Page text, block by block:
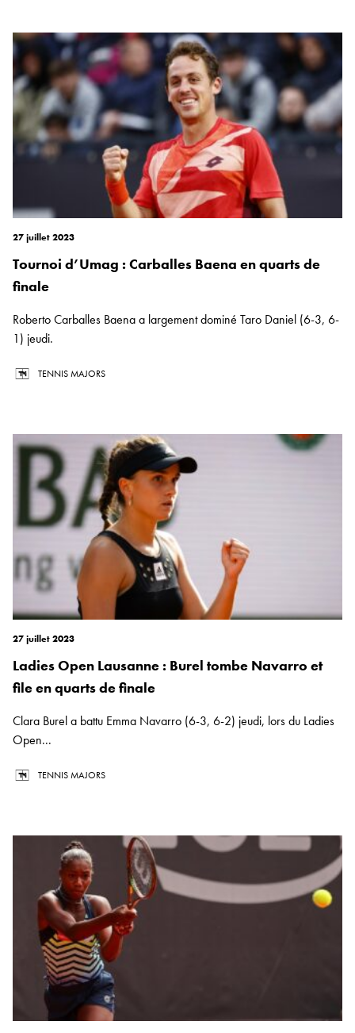
27 juillet 2023
Tournoi d’Umag : Carballes Baena en quarts de
finale
Roberto Carballes Baena a largement dominé Taro Daniel (6-3, 6-
1) jeudi.
TENNIS MAJORS
27 juillet 2023
Ladies Open Lausanne : Burel tombe Navarro et
file en quarts de finale
Clara Burel a battu Emma Navarro (6-3, 6-2) jeudi, lors du Ladies
Open...
TENNIS MAJORS